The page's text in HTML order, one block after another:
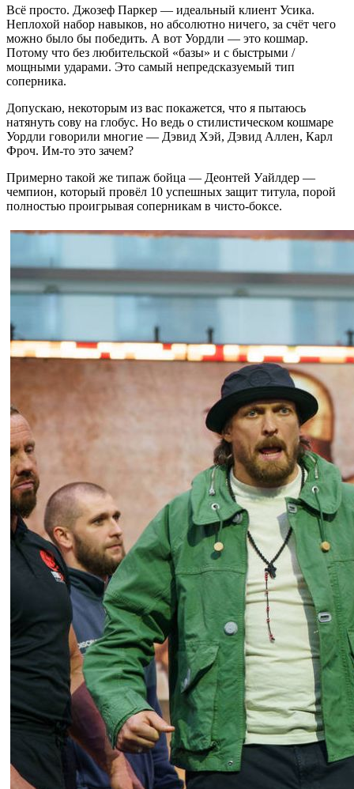
Всё просто. Джозеф Паркер — идеальный клиент Усика.
Неплохой набор навыков, но абсолютно ничего, за счёт чего
можно было бы победить. А вот Уордли — это кошмар.
Потому что без любительской «базы» и с быстрыми /
мощными ударами. Это самый непредсказуемый тип
соперника.
Допускаю, некоторым из вас покажется, что я пытаюсь
натянуть сову на глобус. Но ведь о стилистическом кошмаре
Уордли говорили многие — Дэвид Хэй, Дэвид Аллен, Карл
Фроч. Им-то это зачем?
Примерно такой же типаж бойца — Деонтей Уайлдер —
чемпион, который провёл 10 успешных защит титула, порой
полностью проигрывая соперникам в чисто-боксе.